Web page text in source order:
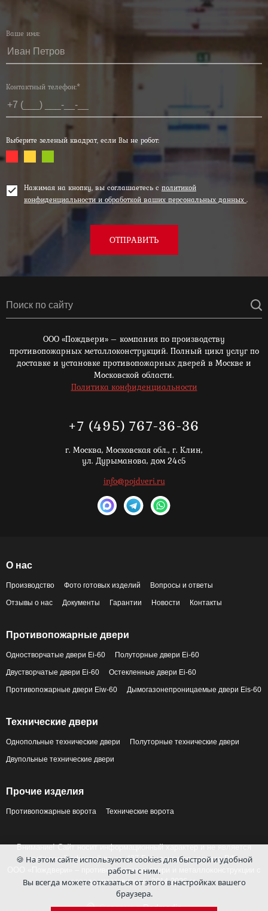
Ваше имя:
Контактный телефон:*
Выберите зеленый квадрат, если Вы не робот:
Нажимая на кнопку, вы соглашаетесь с политикой
конфиденциальности и обработкой ваших персональных данных .
ОТПРАВИТЬ
ООО «Пождвери» – компания по производству
противопожарных металлоконструкций. Полный цикл услуг по
доставке и установке противопожарных дверей в Москве и
Московской области.
Политика конфиденциальности
+7 (495) 767-36-36
г. Москва, Московская обл., г. Клин,
ул. Дурыманова, дом 24с5
info@pojdveri.ru
О нас
Производство Фото готовых изделий Вопросы и ответы
Отзывы о нас Документы Гарантии Новости Контакты
Противопожарные двери
Одностворчатые двери Ei-60 Полуторные двери Ei-60
Двустворчатые двери Ei-60 Остекленные двери Ei-60
Противопожарные двери Eiw-60 Дымогазонепроницаемые двери Eis-60
Технические двери
Однопольные технические двери Полуторные технические двери
Двупольные технические двери
Прочие изделия
Противопожарные ворота Технические ворота
Внимание! Сайт носит информационный характер и не является
публичной офертой по ст. 437 Гражданского кодекса РФ.
ООО «Пождвери» – противопожарные двери и металлоконструкции с
завода-изготовителя, 2014-2026 гг.
Сделано вRedmedia
🍪 На этом сайте используются cookies для быстрой и удобной
работы с ним.
Вы всегда можете отказаться от этого в настройках вашего
браузера.